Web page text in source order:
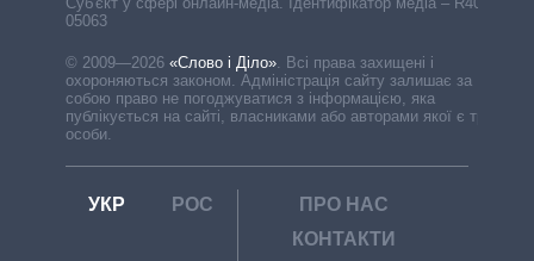
05063
© 2009—2026 «Слово і Діло» Всі права захищені і
охороняються законом. Адміністрація сайту залишає за
собою право не погоджуватися з інформацією, яка
публікується на сайті, власниками або авторами якої є треті
особи.
УКР РОС
ПРО НАС
КОНТАКТИ